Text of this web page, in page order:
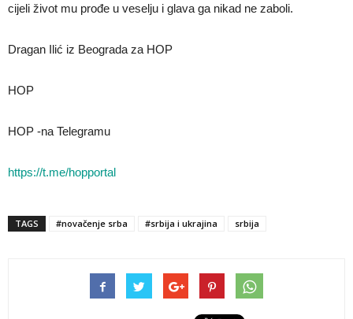
cijeli život mu prođe u veselju i glava ga nikad ne zaboli.
Dragan Ilić iz Beograda za HOP
HOP
HOP -na Telegramu
https://t.me/hopportal
TAGS #novačenje srba #srbija i ukrajina srbija